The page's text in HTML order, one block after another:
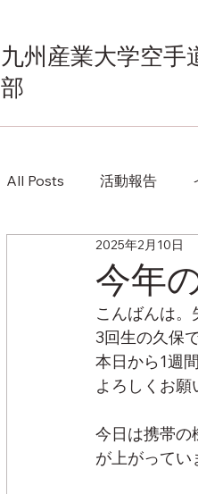
九州産業大学空手
部
All Posts 活動報告
今年
2025年2月10日
こんばんは。
3回生の久保で
本日から1週
よろしくお願
今日は携帯の
が上がってい